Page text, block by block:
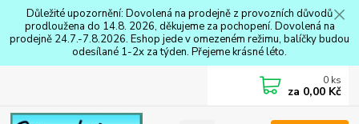
Důležité upozornění: Dovolená na prodejně z provozních důvodů
prodloužena do 14.8. 2026, děkujeme za pochopení. Dovolená na
prodejně 24.7.-7.8.2026. Eshop jede v omezeném režimu, balíčky budou
odesílané 1-2x za týden. Přejeme krásné léto.
0 ks
za 0,00 Kč